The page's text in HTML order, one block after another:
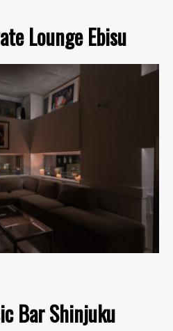
Lounge Ebisu
Bar Shinjuku